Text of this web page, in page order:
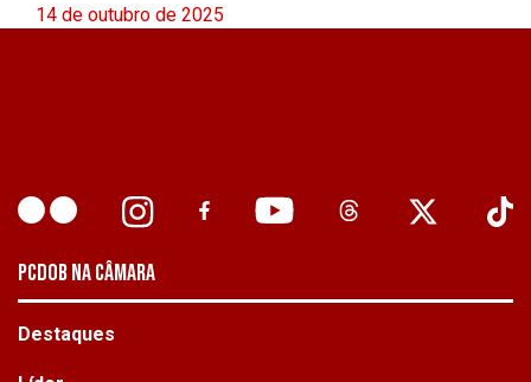
14 de outubro de 2025
PCDOB NA CÂMARA
Destaques